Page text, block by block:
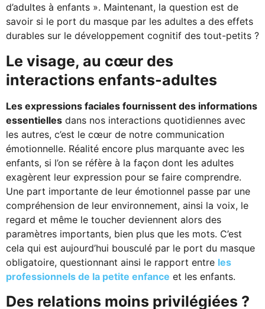
d’adultes à enfants ». Maintenant, la question est de
savoir si le port du masque par les adultes a des effets
durables sur le développement cognitif des tout-petits ?
Le visage, au cœur des
interactions enfants-adultes
Les expressions faciales fournissent des informations
essentielles dans nos interactions quotidiennes avec
les autres, c’est le cœur de notre communication
émotionnelle. Réalité encore plus marquante avec les
enfants, si l’on se réfère à la façon dont les adultes
exagèrent leur expression pour se faire comprendre.
Une part importante de leur émotionnel passe par une
compréhension de leur environnement, ainsi la voix, le
regard et même le toucher deviennent alors des
paramètres importants, bien plus que les mots. C’est
cela qui est aujourd’hui bousculé par le port du masque
obligatoire, questionnant ainsi le rapport entre les
professionnels de la petite enfance et les enfants.
Des relations moins privilégiées ?